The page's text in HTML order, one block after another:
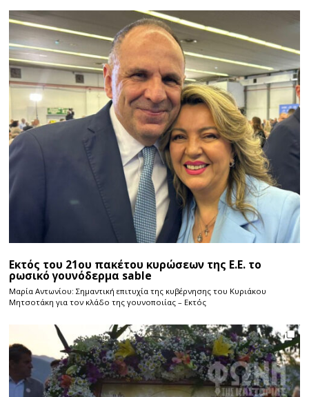
Εκτός του 21ου πακέτου κυρώσεων της Ε.Ε. το
ρωσικό γουνόδερμα sable
Μαρία Αντωνίου: Σημαντική επιτυχία της κυβέρνησης του Κυριάκου
Μητσοτάκη για τον κλάδο της γουνοποιίας – Εκτός